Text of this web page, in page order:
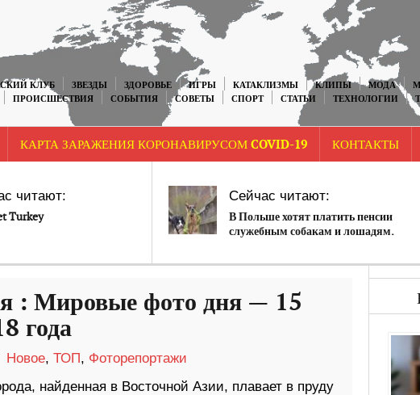
КЛУБ ЗВЕЗДЫ ЗДОРОВЬЕ ИГРЫ КАТАКЛИЗМЫ КЛИПЫ МОДА
ПРОИСШЕСТВИЯ СОБЫТИЯ СОВЕТЫ СПОРТ СТАТЬИ ТЕХНОЛОГИИ
КАРТА ЗАРАЖЕНИЯ КОРОНАВИРУСОМ COVID-19 КОНТАКТЫ
читают:
Turkey
Сейчас читают:
В Польше хотят платить пенсии
служебным собакам и лошадям.
: Мировые фото дня — 15
года
Новое, ТОП, Фоторепортажи
найденная в Восточной Азии, плавает в пруду